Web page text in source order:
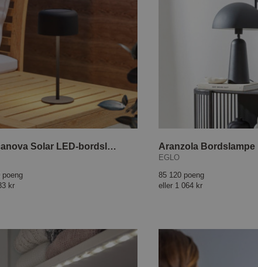
Roccanova Solar LED-bordslampe
poeng
kr
Aranzola Bordslampe
EGLO
85 120 poeng
eller 1 064 kr